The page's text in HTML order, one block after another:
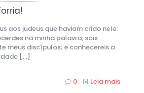
aos judeus que haviam crido nele:
na minha palavra, sois
meus discípulos; e conhecereis a
[…]
0 Leia mais